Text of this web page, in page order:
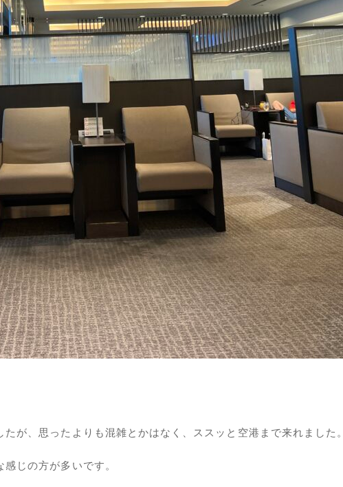
が、思ったよりも混雑とかはなく、ススッと空港まで来れました。
じの方が多いです。